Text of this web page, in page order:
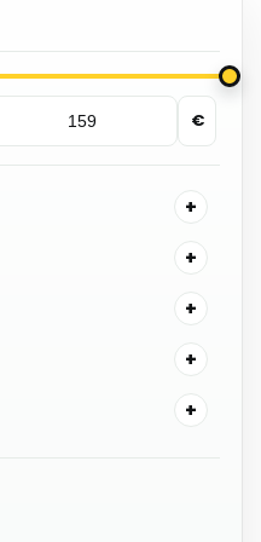
€
Minimum Price
Maximum Price